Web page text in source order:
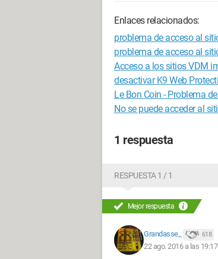
Enlaces relacionados:
problema de acceso al
problema de acceso al
Acceso a los sitios VDM
desactivar K9 Web
Le Bon Coin - Problema
No se puede acceder al
1 respuesta
RESPUESTA 1 / 1
Mejor respuesta
Grandasse_ 618
22 ago. 2016 a las 19:17